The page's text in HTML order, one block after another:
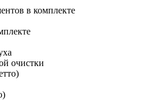
в комплекте
очистки